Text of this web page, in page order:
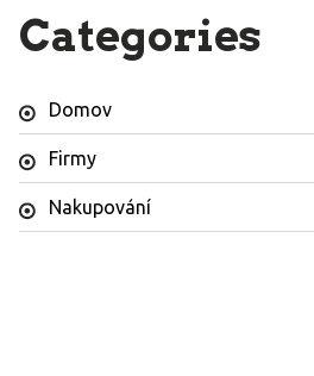
Categories
Domov
Firmy
Nakupování